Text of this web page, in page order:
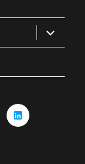
ouvrir
le
sous-